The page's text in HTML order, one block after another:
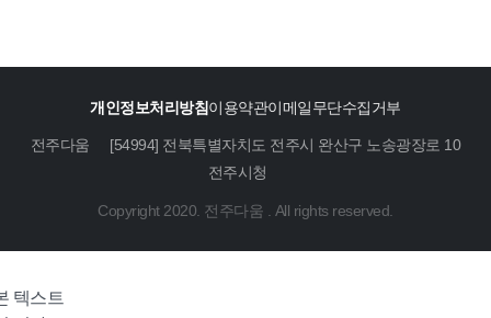
개인정보처리방침이용약관이메일무단수집거부
전주다움
[54994] 전북특별자치도 전주시 완산구 노송광장로 10
전주시청
Copyright 2020. 전주다움 . All rights reserved.
텍스트